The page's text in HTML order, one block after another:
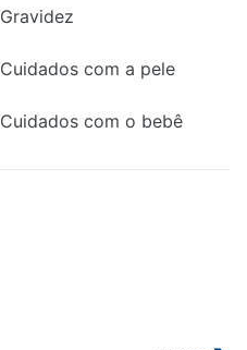
Gravidez
Cuidados com a pele
Cuidados com o bebê